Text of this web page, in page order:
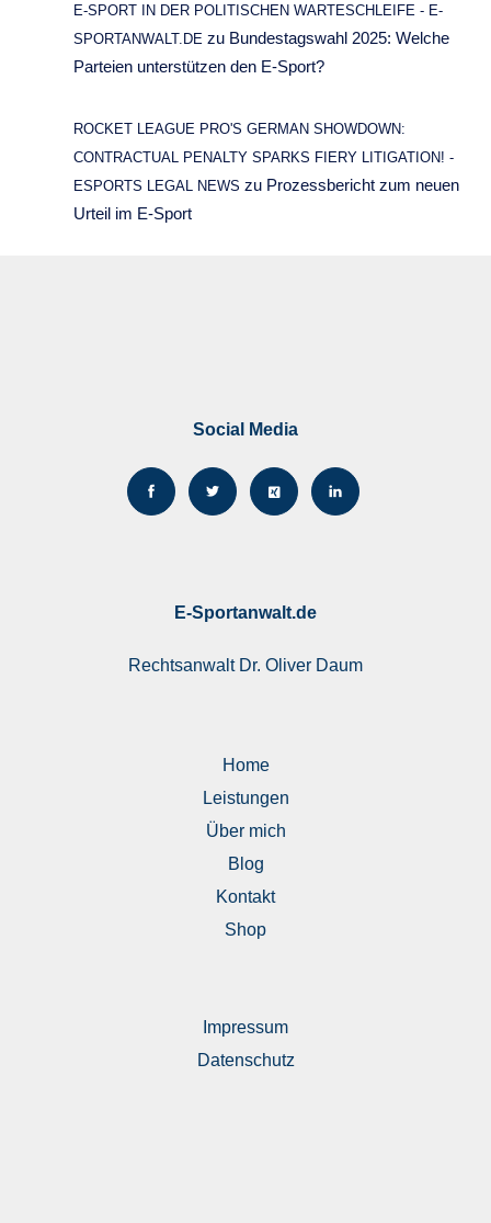
E-SPORT IN DER POLITISCHEN WARTESCHLEIFE - E-
SPORTANWALT.DE zu Bundestagswahl 2025: Welche
Parteien unterstützen den E-Sport?
ROCKET LEAGUE PRO'S GERMAN SHOWDOWN:
CONTRACTUAL PENALTY SPARKS FIERY LITIGATION! -
ESPORTS LEGAL NEWS zu Prozessbericht zum neuen
Urteil im E-Sport
Social Media
E-Sportanwalt.de
RechtsanwaltDr. Oliver Daum
Home
Leistungen
Über mich
Blog
Kontakt
Shop
Impressum
Datenschutz